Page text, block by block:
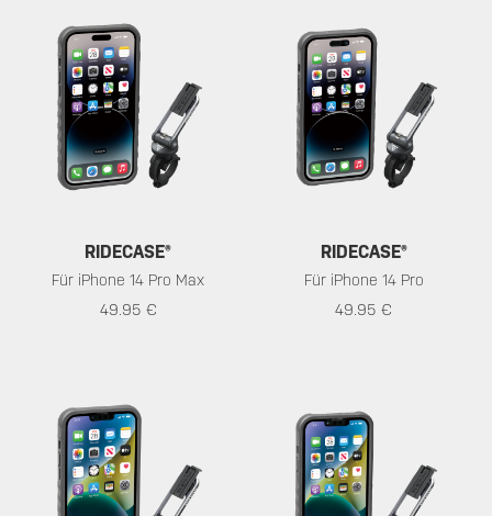
RIDECASE®
Für iPhone 14 Pro Max
49.95 €
RIDECASE®
Für iPhone 14 Pro
49.95 €